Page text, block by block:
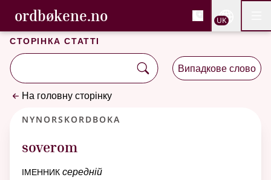
Перейти до основного вмісту
Доступність
ordbøkene.no, Cловник букмола та
Cловник букмола та Словник нюношка
UK
Сторінка статті
Випадкове слово
На головну сторінку
Nynorskordboka
soverom
іменниксередній